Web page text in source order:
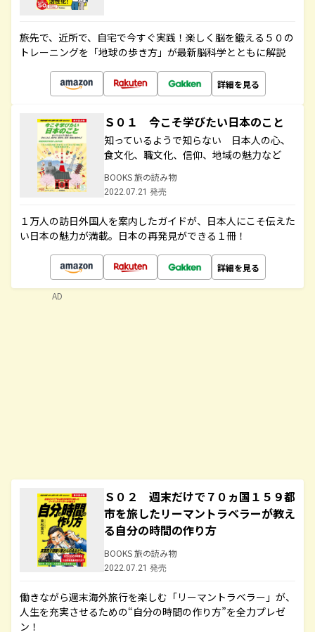
旅先で、近所で、自宅で今すぐ実践！楽しく脳を鍛える５０の
トレーニングを「地球の歩き方」が最新脳科学とともに解説
詳細を見る
Ｓ０１ 今こそ学びたい日本のこと
知っているようで知らない 日本人の心、
食文化、職文化、信仰、地域の魅力など
BOOKS 旅の読み物
2022.07.21 発売
１万人の訪日外国人を案内したガイドが、日本人にこそ伝えた
い日本の魅力が満載。日本の再発見ができる１冊！
詳細を見る
Ｓ０２ 週末だけで７０ヵ国１５９都
市を旅したリーマントラベラーが教え
る自分の時間の作り方
BOOKS 旅の読み物
2022.07.21 発売
働きながら週末海外旅行を楽しむ「リーマントラベラー」が、
人生を充実させるための“自分の時間の作り方”を全力プレゼ
ン！
AD